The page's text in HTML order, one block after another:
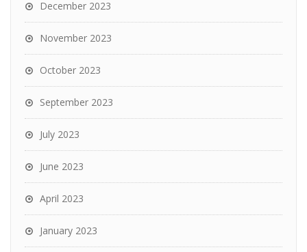
December 2023
November 2023
October 2023
September 2023
July 2023
June 2023
April 2023
January 2023